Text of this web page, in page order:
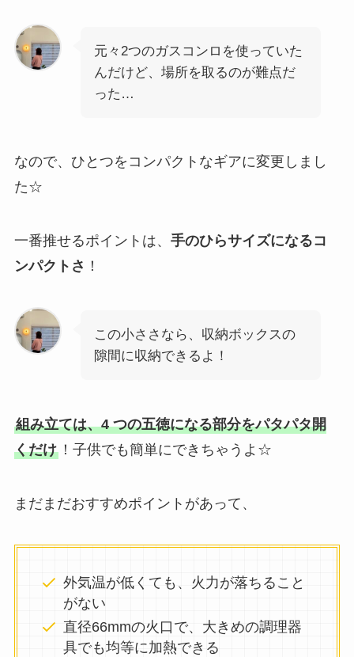
元々2つのガスコンロを使っていた
んだけど、場所を取るのが難点だ
った…
なので、ひとつをコンパクトなギアに変更しまし
た☆
一番推せるポイントは、 手のひらサイズになるコ
ンパクトさ ！
この小ささなら、収納ボックスの
隙間に収納できるよ！
組み立ては、4 つの五徳になる部分をパタパタ開
くだけ！子供でも簡単にできちゃうよ☆
まだまだおすすめポイントがあって、
外気温が低くても、火力が落ちること
がない
直径66mmの火口で、大きめの調理器
具でも均等に加熱できる